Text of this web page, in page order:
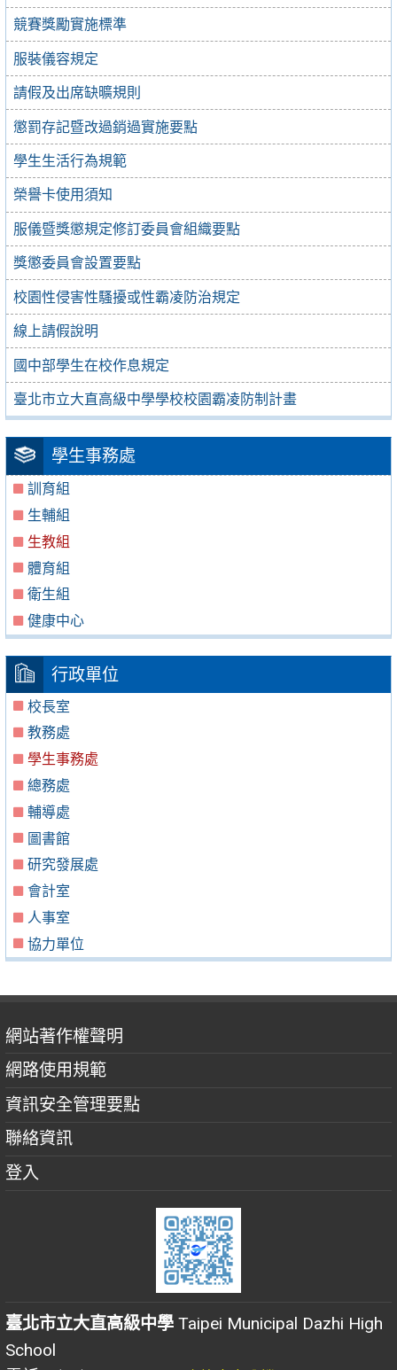
競賽獎勵實施標準
服裝儀容規定
請假及出席缺曠規則
懲罰存記暨改過銷過實施要點
學生生活行為規範
榮譽卡使用須知
服儀暨獎懲規定修訂委員會組織要點
獎懲委員會設置要點
校園性侵害性騷擾或性霸凌防治規定
線上請假說明
國中部學生在校作息規定
臺北市立大直高級中學學校校園霸凌防制計畫
學生事務處
訓育組
生輔組
生教組
體育組
衛生組
健康中心
行政單位
校長室
教務處
學生事務處
總務處
輔導處
圖書館
研究發展處
會計室
人事室
協力單位
網站著作權聲明
網路使用規範
資訊安全管理要點
聯絡資訊
登入
臺北市立大直高級中學 Taipei Municipal Dazhi High
School